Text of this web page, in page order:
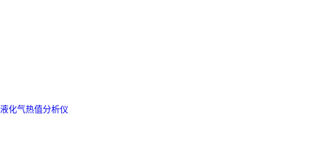
液化气热值分析仪